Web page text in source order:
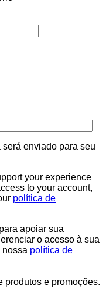
enviado para seu
your experience
to your account,
política de
apoiar sua
o acesso à sua
nossa política de
produtos e promoções.